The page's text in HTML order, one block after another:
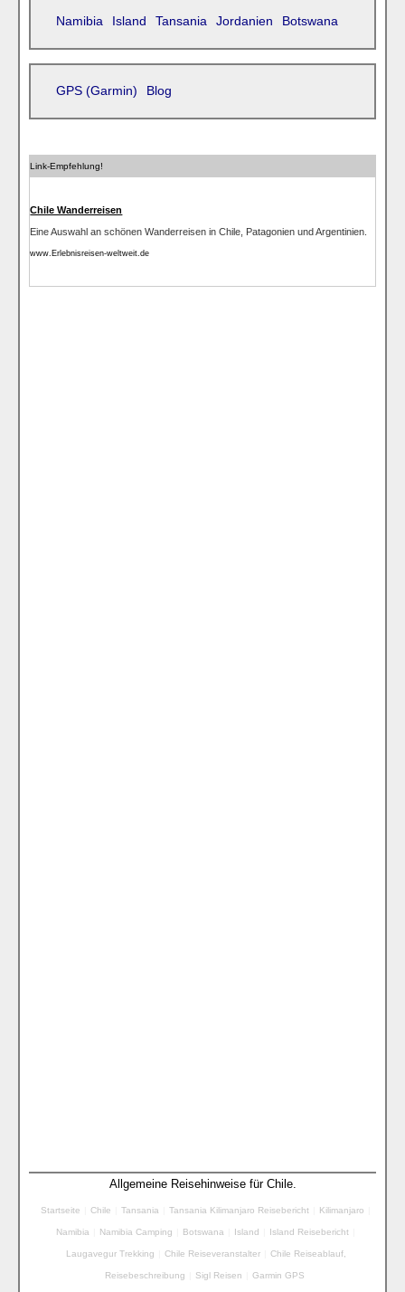
Namibia Island Tansania Jordanien Botswana
GPS (Garmin) Blog
Link-Empfehlung!
Chile Wanderreisen
Eine Auswahl an schönen Wanderreisen in Chile, Patagonien und Argentinien.
www.Erlebnisreisen-weltweit.de
Allgemeine Reisehinweise für Chile.
Startseite Chile Tansania Tansania Kilimanjaro Reisebericht Kilimanjaro
Namibia Namibia Camping Botswana Island Island Reisebericht
Laugavegur Trekking Chile Reiseveranstalter Chile Reiseablauf,
Reisebeschreibung Sigl Reisen Garmin GPS